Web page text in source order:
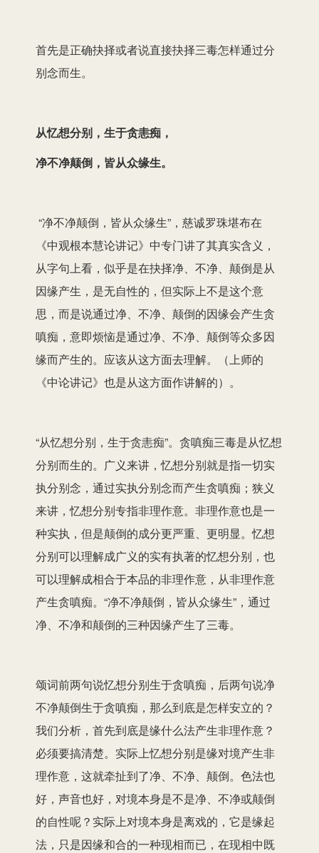
首先是正确抉择或者说直接抉择三毒怎样通过分
别念而生。
从忆想分别，生于贪恚痴，
净不净颠倒，皆从众缘生。
“净不净颠倒，皆从众缘生”，慈诚罗珠堪布在
《中观根本慧论讲记》中专门讲了其真实含义，
从字句上看，似乎是在抉择净、不净、颠倒是从
因缘产生，是无自性的，但实际上不是这个意
思，而是说通过净、不净、颠倒的因缘会产生贪
嗔痴，意即烦恼是通过净、不净、颠倒等众多因
缘而产生的。应该从这方面去理解。（上师的
《中论讲记》也是从这方面作讲解的）。
“从忆想分别，生于贪恚痴”。贪嗔痴三毒是从忆想
分别而生的。广义来讲，忆想分别就是指一切实
执分别念，通过实执分别念而产生贪嗔痴；狭义
来讲，忆想分别专指非理作意。非理作意也是一
种实执，但是颠倒的成分更严重、更明显。忆想
分别可以理解成广义的实有执著的忆想分别，也
可以理解成相合于本品的非理作意，从非理作意
产生贪嗔痴。“净不净颠倒，皆从众缘生”，通过
净、不净和颠倒的三种因缘产生了三毒。
颂词前两句说忆想分别生于贪嗔痴，后两句说净
不净颠倒生于贪嗔痴，那么到底是怎样安立的？
我们分析，首先到底是缘什么法产生非理作意？
必须要搞清楚。实际上忆想分别是缘对境产生非
理作意，这就牵扯到了净、不净、颠倒。色法也
好，声音也好，对境本身是不是净、不净或颠倒
的自性呢？实际上对境本身是离戏的，它是缘起
法，只是因缘和合的一种现相而已，在现相中既